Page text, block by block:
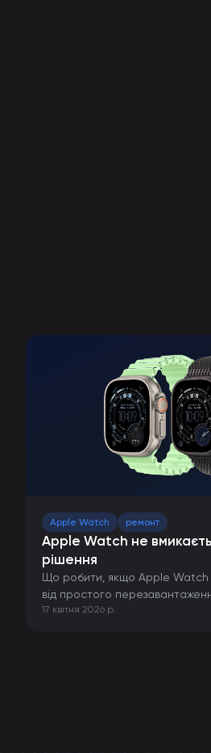
Apple Watch ремонт
Apple Watch не
рішення
Що робити, якщо Apple Watch
від простого
17 квітня 2026 р.